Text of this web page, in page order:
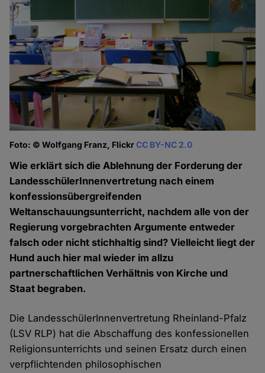
Foto: © Wolfgang Franz, FlickrCC BY-NC 2.0
Wie erklärt sich die Ablehnung der Forderung der
LandesschülerInnenvertretung nach einem
konfessionsübergreifenden
Weltanschauungsunterricht, nachdem alle von der
Regierung vorgebrachten Argumente entweder
falsch oder nicht stichhaltig sind? Vielleicht liegt der
Hund auch hier mal wieder im allzu
partnerschaftlichen Verhältnis von Kirche und
Staat begraben.
Die LandesschülerInnenvertretung Rheinland-Pfalz
(LSV RLP) hat die Abschaffung des konfessionellen
Religionsunterrichts und seinen Ersatz durch einen
verpflichtenden philosophischen